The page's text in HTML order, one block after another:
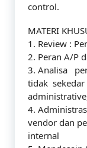
control.
MATERI
1. Review :
2. Peran A/P
3. Analisa
tidak
4.
vendor dan
internal